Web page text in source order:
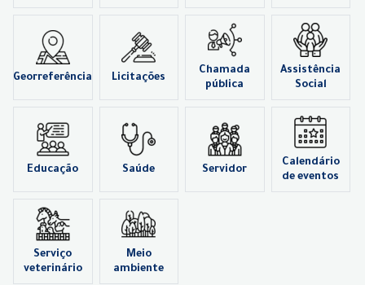
Georreferência Licitações
Chamada
pública
Assistência
Social
Educação Saúde Servidor
Calendário
de eventos
Serviço
veterinário
Meio
ambiente